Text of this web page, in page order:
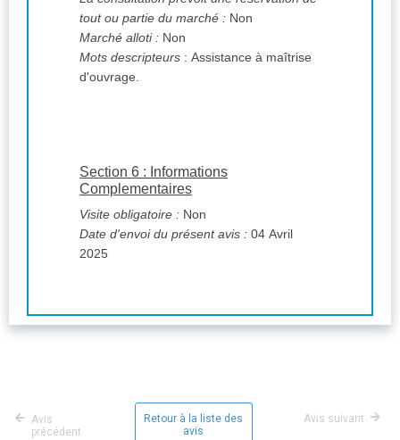
tout ou partie du marché : Non
Marché alloti : Non
Mots descripteurs : Assistance à maîtrise
d'ouvrage.
Section 6 : Informations
Complementaires
Visite obligatoire : Non
Date d'envoi du présent avis : 04 Avril
2025
Avis
précédent
Retour à la liste des
avis
Avis suivant